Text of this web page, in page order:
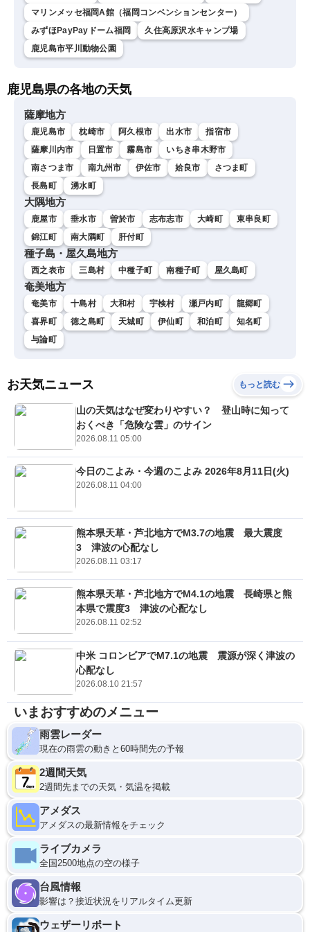
マリンメッセ福岡A館（福岡コンベンションセンター）
みずほPayPayドーム福岡
久住高原沢水キャンプ場
鹿児島市平川動物公園
鹿児島県の各地の天気
薩摩地方
鹿児島市 枕崎市 阿久根市 出水市
指宿市
薩摩川内市
日置市 霧島市
いちき串木野市
南さつま市
南九州市 伊佐市 姶良市
さつま町
長島町
湧水町
大隅地方
鹿屋市 垂水市 曽於市 志布志市 大崎町
東串良町
錦江町
南大隅町 肝付町
種子島・屋久島地方
西之表市 三島村 中種子町 南種子町 屋久島町
奄美地方
奄美市 十島村 大和村 宇検村 瀬戸内町
龍郷町
喜界町
徳之島町 天城町 伊仙町 和泊町
知名町
与論町
お天気ニュース もっと読む
山の天気はなぜ変わりやすい？ 登山時に知って
おくべき「危険な雲」のサイン
2026.08.11 05:00
今日のこよみ・今週のこよみ 2026年8月11日(火)
2026.08.11 04:00
熊本県天草・芦北地方でM3.7の地震 最大震度
3 津波の心配なし
2026.08.11 03:17
熊本県天草・芦北地方でM4.1の地震 長崎県と熊
本県で震度3 津波の心配なし
2026.08.11 02:52
中米 コロンビアでM7.1の地震 震源が深く津波の
心配なし
2026.08.10 21:57
いまおすすめのメニュー
雨雲レーダー
現在の雨雲の動きと60時間先の予報
2週間天気
2週間先までの天気・気温を掲載
アメダス
アメダスの最新情報をチェック
ライブカメラ
全国2500地点の空の様子
台風情報
影響は？接近状況をリアルタイム更新
ウェザーリポート